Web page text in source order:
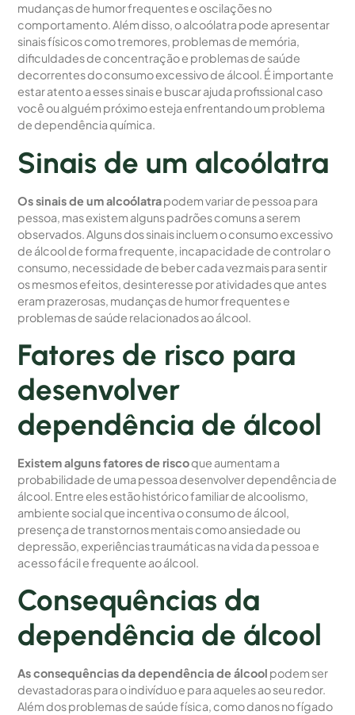
mudanças de humor frequentes e oscilações no
comportamento. Além disso, o alcoólatra pode apresentar
sinais físicos como tremores, problemas de memória,
dificuldades de concentração e problemas de saúde
decorrentes do consumo excessivo de álcool. É importante
estar atento a esses sinais e buscar ajuda profissional caso
você ou alguém próximo esteja enfrentando um problema
de dependência química.
Sinais de um alcoólatra
Os sinais de um alcoólatrapodem variar de pessoa para
pessoa, mas existem alguns padrões comuns a serem
observados. Alguns dos sinais incluem o consumo excessivo
de álcool de forma frequente, incapacidade de controlar o
consumo, necessidade de beber cada vez mais para sentir
os mesmos efeitos, desinteresse por atividades que antes
eram prazerosas, mudanças de humor frequentes e
problemas de saúde relacionados ao álcool.
Fatores de risco para
desenvolver
dependência de álcool
Existem alguns fatores de riscoque aumentam a
probabilidade de uma pessoa desenvolver dependência de
álcool. Entre eles estão histórico familiar de alcoolismo,
ambiente social que incentiva o consumo de álcool,
presença de transtornos mentais como ansiedade ou
depressão, experiências traumáticas na vida da pessoa e
acesso fácil e frequente ao álcool.
Consequências da
dependência de álcool
As consequências da dependência de álcool podem ser
devastadoras para o indivíduo e para aqueles ao seu redor.
Além dos problemas de saúde física, como danos no fígado